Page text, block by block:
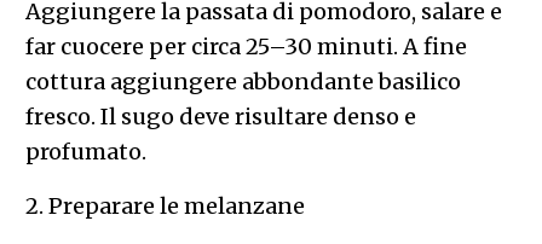
Aggiungere la passata di pomodoro, salare e
far cuocere per circa 25–30 minuti. A fine
cottura aggiungere abbondante basilico
fresco. Il sugo deve risultare denso e
profumato.
2. Preparare le melanzane